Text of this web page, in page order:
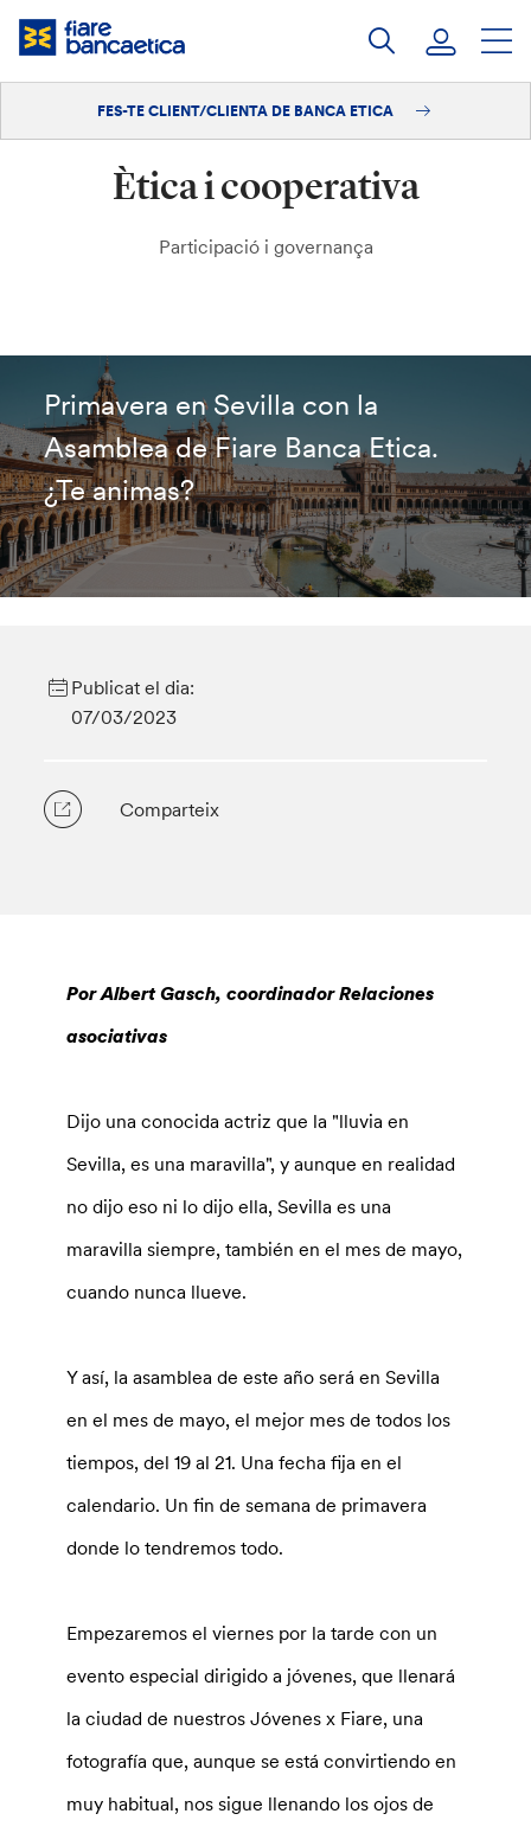
Salta
Iniciar sessió
Fes-te'n client/clienta
FES-TE CLIENT/CLIENTA DE BANCA ETICA
Ètica i cooperativa
Participació i governança
Primavera en Sevilla con la
Asamblea de Fiare Banca Etica.
¿Te animas?
Publicat el dia:
07/03/2023
Comparteix
Por Albert Gasch, coordinador Relaciones
asociativas
Dijo una conocida actriz que la "lluvia en
Sevilla, es una maravilla", y aunque en realidad
no dijo eso ni lo dijo ella, Sevilla es una
maravilla siempre, también en el mes de mayo,
cuando nunca llueve.
Y así, la asamblea de este año será en Sevilla
en el mes de mayo, el mejor mes de todos los
tiempos, del 19 al 21. Una fecha fija en el
calendario. Un fin de semana de primavera
donde lo tendremos todo.
Empezaremos el viernes por la tarde con un
evento especial dirigido a jóvenes, que llenará
la ciudad de nuestros Jóvenes x Fiare, una
fotografía que, aunque se está convirtiendo en
muy habitual, nos sigue llenando los ojos de